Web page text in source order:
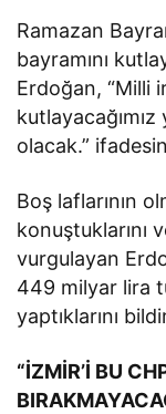
Ramazan
bayramını
Erdoğan, “Milli
olacak.”
Boş laflarının
konuştuklarını
vurgulayan
449 milyar lira
yaptıklarını
“İZMİR’İ BU